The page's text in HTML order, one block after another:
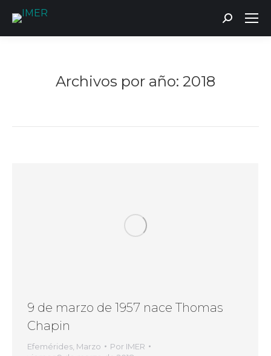
Buscar:
Archivos por año: 2018
9 de marzo de 1957 nace Thomas
Chapin
Efemérides Marzo Por IMER